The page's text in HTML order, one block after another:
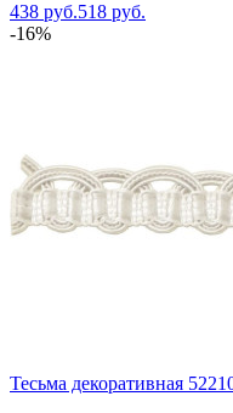
438 руб.518 руб.
-16%
Тесьма декоративная